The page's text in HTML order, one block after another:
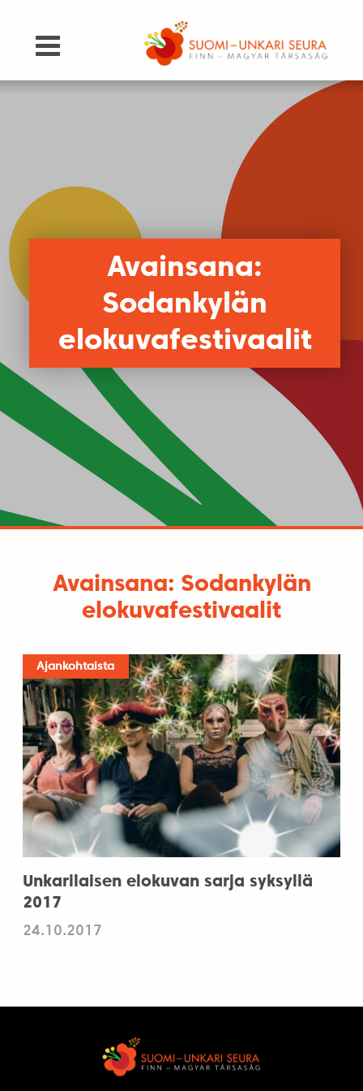
Avainsana:
Sodankylän
elokuvafestivaalit
Avainsana: Sodankylän
elokuvafestivaalit
Ajankohtaista
Unkarilaisen elokuvan sarja syksyllä
2017
24.10.2017